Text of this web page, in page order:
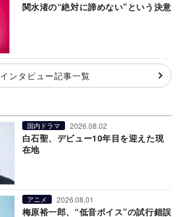
関水渚の“絶対に諦めない”という決意
インタビュー記事一覧
国内ドラマ 2026.08.02
白石聖、デビュー10年目を迎えた現
在地
アニメ 2026.08.01
梅原裕一郎、“低音ボイス”の試行錯誤